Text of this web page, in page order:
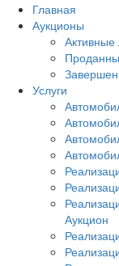
Главная
Аукционы
Активные
Услуги
Аукцион